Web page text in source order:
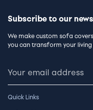
Subscribe to our
We make custom sofa
you can transform your
Quick Links